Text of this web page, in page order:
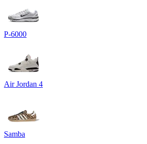
P-6000
Air Jordan 4
Samba